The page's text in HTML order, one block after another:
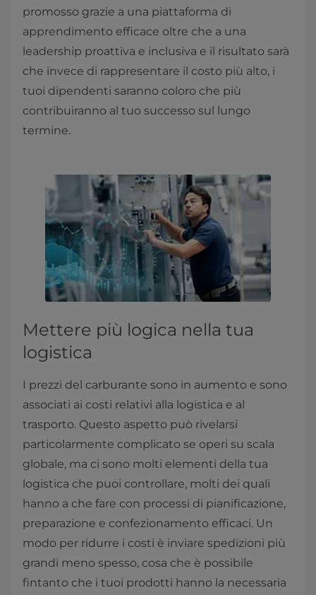
promosso grazie a una piattaforma di
apprendimento efficace oltre che a una
leadership proattiva e inclusiva e il risultato sarà
che invece di rappresentare il costo più alto, i
tuoi dipendenti saranno coloro che più
contribuiranno al tuo successo sul lungo
termine.
Mettere più logica nella tua
logistica
I prezzi del carburante sono in aumento e sono
associati ai costi relativi alla logistica e al
trasporto. Questo aspetto può rivelarsi
particolarmente complicato se operi su scala
globale, ma ci sono molti elementi della tua
logistica che puoi controllare, molti dei quali
hanno a che fare con processi di pianificazione,
preparazione e confezionamento efficaci. Un
modo per ridurre i costi è inviare spedizioni più
grandi meno spesso, cosa che è possibile
fintanto che i tuoi prodotti hanno la necessaria